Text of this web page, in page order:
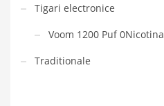
Tigari electronice
Voom 1200 Puf 0Nicotina
Traditionale